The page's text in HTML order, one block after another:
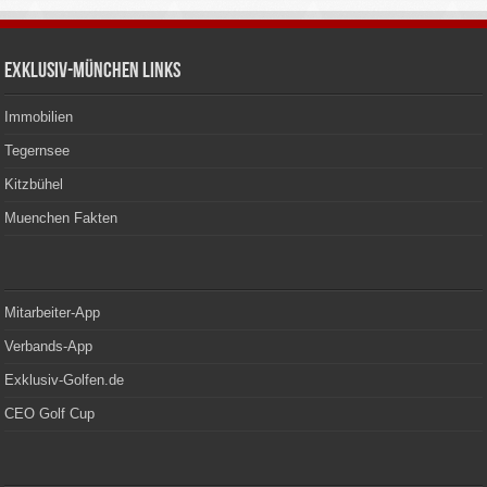
Exklusiv-München Links
Immobilien
Tegernsee
Kitzbühel
Muenchen Fakten
Mitarbeiter-App
Verbands-App
Exklusiv-Golfen.de
CEO Golf Cup